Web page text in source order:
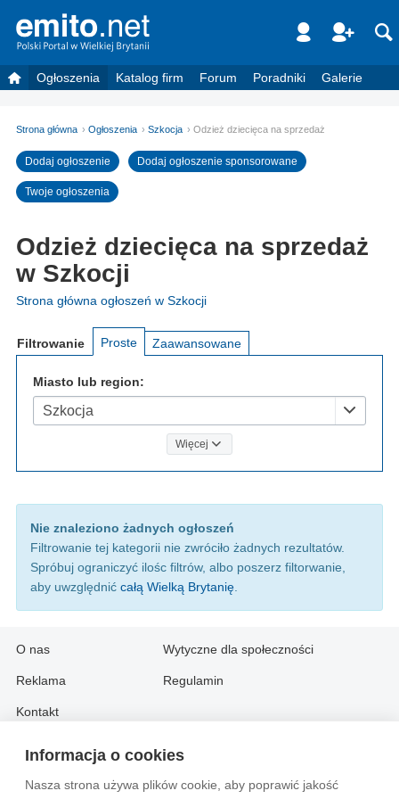
Informacja o cookies
Nasza strona używa plików cookie, aby poprawić jakość
Ogłoszenia Katalog firm Forum Poradniki Galerie
Strona główna Ogłoszenia Szkocja Odzież dziecięca na sprzedaż
Dodaj ogłoszenie Dodaj ogłoszenie sponsorowane
Twoje ogłoszenia
Odzież dziecięca na sprzedaż
w Szkocji
Strona główna ogłoszeń w Szkocji
Filtrowanie Proste Zaawansowane
Miasto lub region:
Szkocja
Więcej
Nie znaleziono żadnych ogłoszeń
Filtrowanie tej kategorii nie zwróciło żadnych rezultatów.
Spróbuj ograniczyć ilośc filtrów, albo poszerz filtorwanie,
aby uwzględnić całą Wielką Brytanię
O nas
Reklama
Kontakt
Wytyczne dla społeczności
Regulamin
Information in English:
About Contact